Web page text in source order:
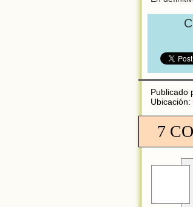
Publicado
Ubicación:
7